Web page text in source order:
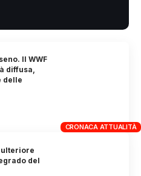
CRONACA ATTUALITÀ
Il WWF
diffusa,
delle
ulteriore
del